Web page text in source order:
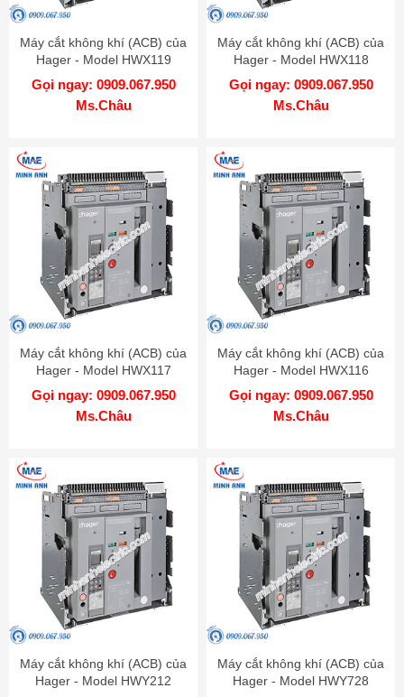
Máy cắt không khí (ACB) của
Hager - Model HWX119
Gọi ngay: 0909.067.950
Ms.Châu
Máy cắt không khí (ACB) của
Hager - Model HWX118
Gọi ngay: 0909.067.950
Ms.Châu
Máy cắt không khí (ACB) của
Hager - Model HWX117
Gọi ngay: 0909.067.950
Ms.Châu
Máy cắt không khí (ACB) của
Hager - Model HWX116
Gọi ngay: 0909.067.950
Ms.Châu
Máy cắt không khí (ACB) của
Hager - Model HWY212
Máy cắt không khí (ACB) của
Hager - Model HWY728